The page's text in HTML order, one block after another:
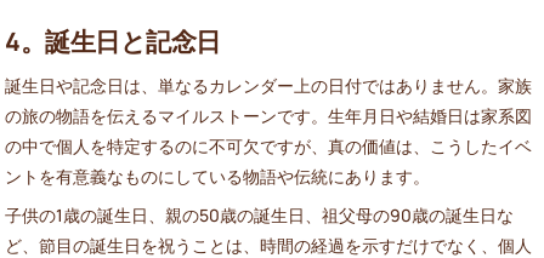
4。誕生日と記念日
誕生日や記念日は、単なるカレンダー上の日付ではありません。家族
の旅の物語を伝えるマイルストーンです。生年月日や結婚日は家系図
の中で個人を特定するのに不可欠ですが、真の価値は、こうしたイベ
ントを有意義なものにしている物語や伝統にあります。
子供の1歳の誕生日、親の50歳の誕生日、祖父母の90歳の誕生日な
ど、節目の誕生日を祝うことは、時間の経過を示すだけでなく、個人